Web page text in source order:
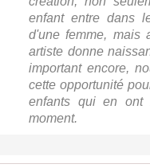
enfant entre dans
d'une femme, mais
artiste donne
important encore,
cette opportunité
enfants qui en
moment.